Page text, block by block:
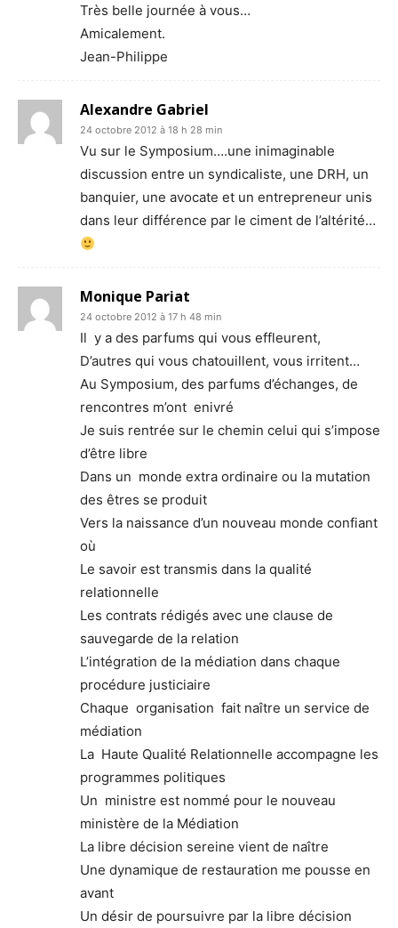
Très belle journée à vous…
Amicalement.
Jean-Philippe
Alexandre Gabriel
24 octobre 2012 à 18 h 28 min
Vu sur le Symposium….une inimaginable
discussion entre un syndicaliste, une DRH, un
banquier, une avocate et un entrepreneur unis
dans leur différence par le ciment de l’altérité…
Monique Pariat
24 octobre 2012 à 17 h 48 min
Il y a des parfums qui vous effleurent,
D’autres qui vous chatouillent, vous irritent…
Au Symposium, des parfums d’échanges, de
rencontres m’ont enivré
Je suis rentrée sur le chemin celui qui s’impose
d’être libre
Dans un monde extra ordinaire ou la mutation
des êtres se produit
Vers la naissance d’un nouveau monde confiant
où
Le savoir est transmis dans la qualité
relationnelle
Les contrats rédigés avec une clause de
sauvegarde de la relation
L’intégration de la médiation dans chaque
procédure justiciaire
Chaque organisation fait naître un service de
médiation
La Haute Qualité Relationnelle accompagne les
programmes politiques
Un ministre est nommé pour le nouveau
ministère de la Médiation
La libre décision sereine vient de naître
Une dynamique de restauration me pousse en
avant
Un désir de poursuivre par la libre décision